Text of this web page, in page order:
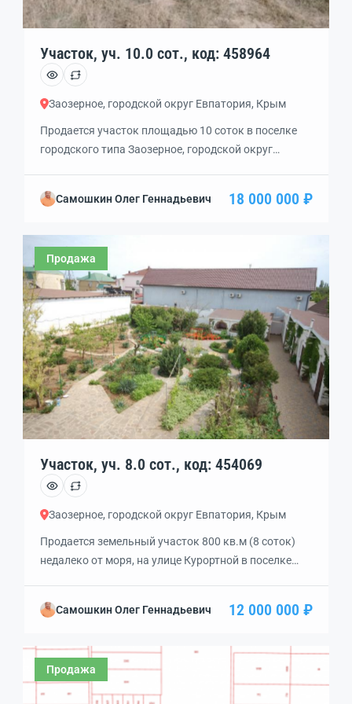
Участок, уч. 10.0 сот., код: 458964
Заозерное, городской округ Евпатория, Крым
Продается участок площадью 10 соток в поселке
городского типа Заозерное, городской округ
метрах от пляжа. Это идеальное место для
участке уже проведены коммуникации: свет, вода,
газ и септик. Есть возможность […]
Самошкин Олег Геннадьевич 18 000 000 ₽
Продажа
Участок, уч. 8.0 сот., код: 454069
Заозерное, городской округ Евпатория, Крым
Продается земельный участок 800 кв.м (8 соток)
недалеко от моря, на улице Курортной в поселке
предназначен для индивидуального жилищного
90:18:020105:1480. Все коммуникации подведены:
газ, электричество, вода, центральная
канализация. Участок огорожен, установлены
Самошкин Олег Геннадьевич 12 000 000 ₽
Продажа